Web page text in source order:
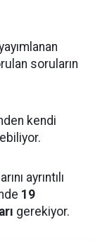
soruların
kendi
ayrıntılı
19
gerekiyor.